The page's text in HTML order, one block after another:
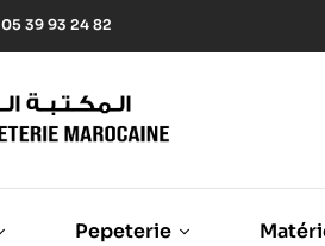
05 39 93 24 82
Pepeterie